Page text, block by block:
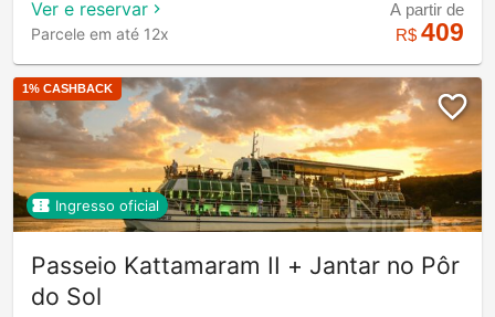
Ver e reservar
Parcele em até 12x
A partir de
R$ 409
1% CASHBACK
Ingresso oficial
Passeio Kattamaram II + Jantar no Pôr
do Sol